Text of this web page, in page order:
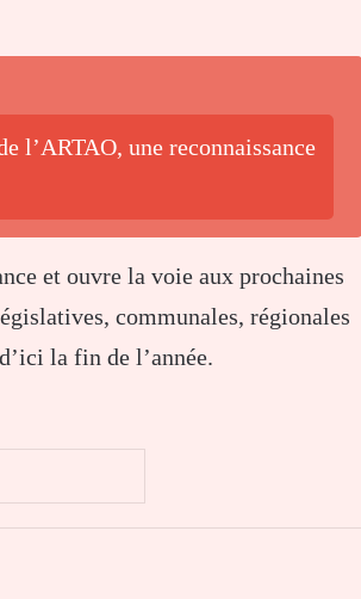
l’ARTAO, une reconnaissance
et ouvre la voie aux prochaines
communales, régionales
la fin de l’année.